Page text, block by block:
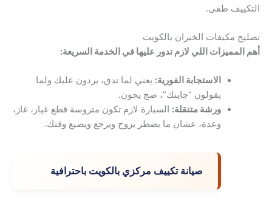
التكييف طفى.
تصليح مكيفات الخيران بالكويت
أهم المميزات اللي لازم تدور عليها في الخدمة السريعة:
الاستجابة الفورية: يعني لما تدق، يردون عليك ولما
يقولون “جاينك”، صج يجون.
ورشة متنقلة: السيارة لازم تكون متروسة قطع غيار، غاز،
وعدة، عشان ما يضطر يروح ويرجع ويضيع وقتك.
صيانة تكييف مركزي بالكويت باحترافية